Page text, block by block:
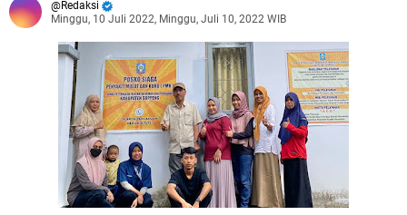
Redaksi
Minggu, 10 Juli 2022, Minggu, Juli 10, 2022 WIB